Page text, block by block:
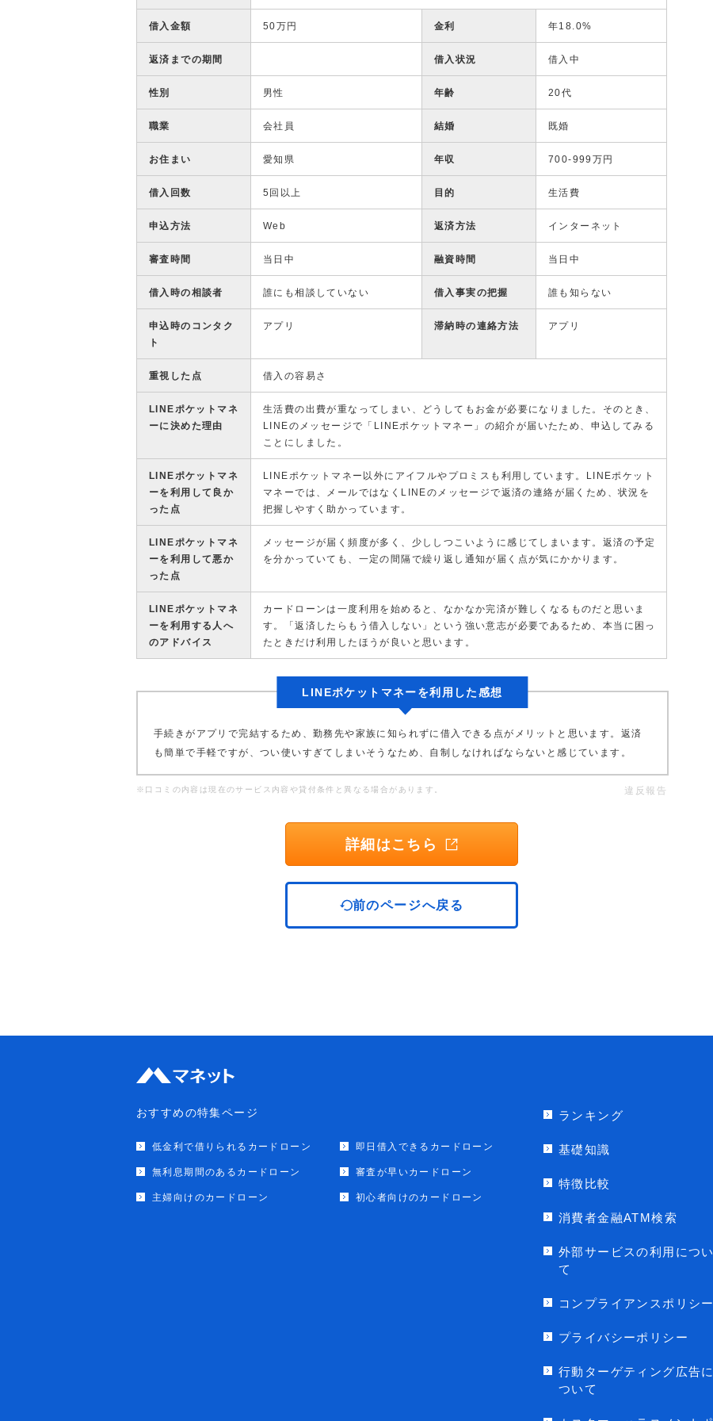
借入金額 50万円 金利 年18.0%
返済までの期間 借入状況 借入中
性別 男性 年齢 20代
職業 会社員 結婚 既婚
お住まい 愛知県 年収 700-999万円
借入回数 5回以上 目的 生活費
申込方法 Web 返済方法 インターネット
審査時間 当日中 融資時間 当日中
借入時の相談者 誰にも相談していない 借入事実の把握 誰も知らない
申込時のコンタク
ト
アプリ 滞納時の連絡方法 アプリ
重視した点 借入の容易さ
LINEポケットマネ
ーに決めた理由
生活費の出費が重なってしまい、どうしてもお金が必要になりました。そのとき、
LINEのメッセージで「LINEポケットマネー」の紹介が届いたため、申込してみる
ことにしました。
LINEポケットマネ
ーを利用して良か
った点
LINEポケットマネー以外にアイフルやプロミスも利用しています。LINEポケット
マネーでは、メールではなくLINEのメッセージで返済の連絡が届くため、状況を
把握しやすく助かっています。
LINEポケットマネ
ーを利用して悪か
った点
メッセージが届く頻度が多く、少ししつこいように感じてしまいます。返済の予定
を分かっていても、一定の間隔で繰り返し通知が届く点が気にかかります。
LINEポケットマネ
ーを利用する人へ
のアドバイス
カードローンは一度利用を始めると、なかなか完済が難しくなるものだと思いま
す。「返済したらもう借入しない」という強い意志が必要であるため、本当に困っ
たときだけ利用したほうが良いと思います。
LINEポケットマネーを利用した感想
手続きがアプリで完結するため、勤務先や家族に知られずに借入できる点がメリットと思います。返済
も簡単で手軽ですが、つい使いすぎてしまいそうなため、自制しなければならないと感じています。
※口コミの内容は現在のサービス内容や貸付条件と異なる場合があります。 違反報告
詳細はこちら
前のページへ戻る
おすすめの特集ページ
低金利で借りられるカードローン 即日借入できるカードローン
無利息期間のあるカードローン 審査が早いカードローン
主婦向けのカードローン 初心者向けのカードローン
ランキング
基礎知識
特徴比較
消費者金融ATM検索
外部サービスの利用につい
て
コンプライアンスポリシー
プライバシーポリシー
行動ターゲティング広告に
ついて